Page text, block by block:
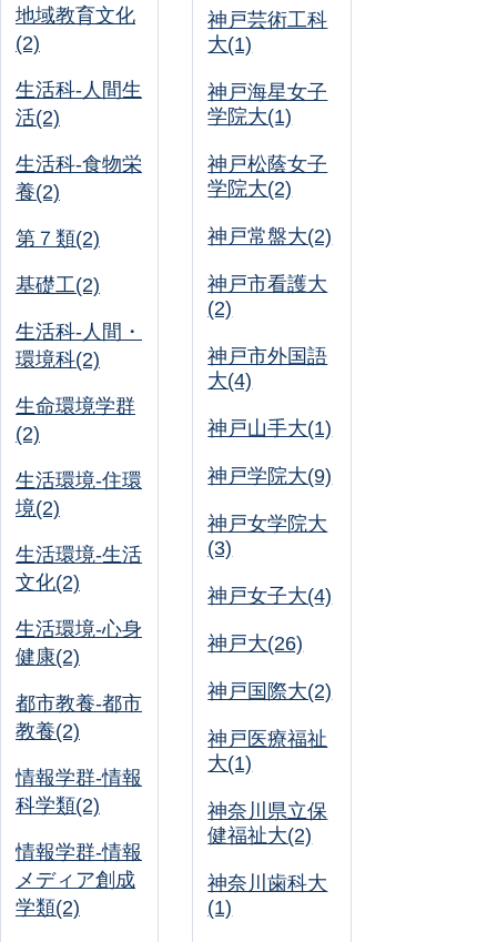
地域教育文化
(2)
生活科-人間生
活(2)
生活科-食物栄
養(2)
第７類(2)
基礎工(2)
生活科-人間・
環境科(2)
生命環境学群
(2)
生活環境-住環
境(2)
生活環境-生活
文化(2)
生活環境-心身
健康(2)
都市教養-都市
教養(2)
情報学群-情報
科学類(2)
情報学群-情報
メディア創成
学類(2)
神戸芸術工科
大(1)
神戸海星女子
学院大(1)
神戸松蔭女子
学院大(2)
神戸常盤大(2)
神戸市看護大
(2)
神戸市外国語
大(4)
神戸山手大(1)
神戸学院大(9)
神戸女学院大
(3)
神戸女子大(4)
神戸大(26)
神戸国際大(2)
神戸医療福祉
大(1)
神奈川県立保
健福祉大(2)
神奈川歯科大
(1)